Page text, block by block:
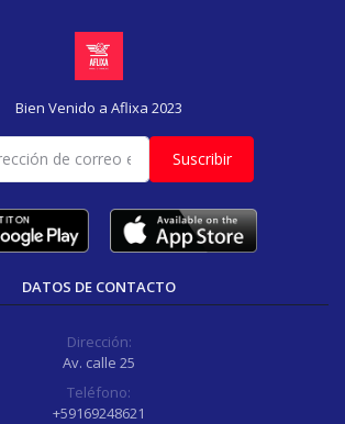
Bien Venido a Aflixa 2023
Suscribir
DATOS DE CONTACTO
Dirección:
Av. calle 25
Teléfono:
+59169248621